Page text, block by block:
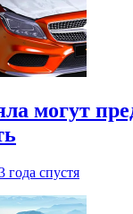
могут
года спустя